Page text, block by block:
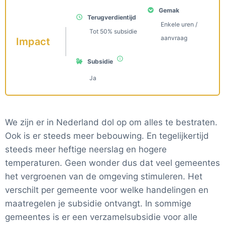
Impact
Terugverdientijd
Tot 50% subsidie
Gemak
Enkele uren /
aanvraag
Subsidie
Ja
We zijn er in Nederland dol op om alles te bestraten.
Ook is er steeds meer bebouwing. En tegelijkertijd
steeds meer heftige neerslag en hogere
temperaturen. Geen wonder dus dat veel gemeentes
het vergroenen van de omgeving stimuleren. Het
verschilt per gemeente voor welke handelingen en
maatregelen je subsidie ontvangt. In sommige
gemeentes is er een verzamelsubsidie voor alle